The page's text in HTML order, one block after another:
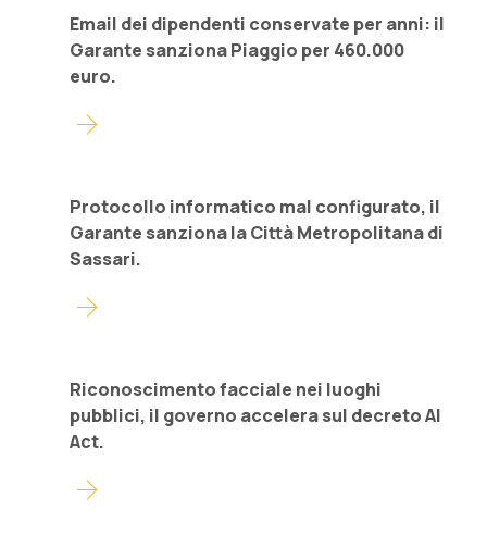
Email dei dipendenti conservate per anni: il
Garante sanziona Piaggio per 460.000
euro.
arrow_forward
Protocollo informatico mal configurato, il
Garante sanziona la Città Metropolitana di
Sassari.
arrow_forward
Riconoscimento facciale nei luoghi
pubblici, il governo accelera sul decreto AI
Act.
arrow_forward